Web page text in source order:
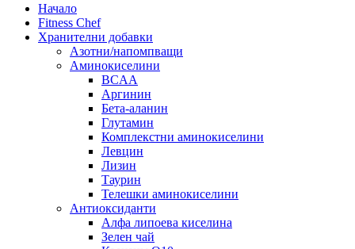
Начало
Fitness Chef
Хранителни добавки
Азотни/напомпващи
Аминокиселини
BCAA
Аргинин
Бета-аланин
Глутамин
Комплекстни аминокиселини
Левцин
Лизин
Таурин
Телешки аминокиселини
Антиоксиданти
Алфа липоева киселина
Зелен чай